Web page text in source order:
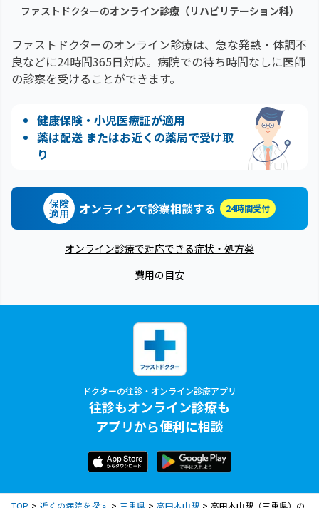
ファストドクターのオンライン診療（リハビリテーション科）
ファストドクターのオンライン診療は、急な発熱・体調不
良などに24時間365日対応。 病院での待ち時間なしに医師
の診察を受けることができます。
健康保険・小児医療証が適用
薬は配送 またはお近くの薬局で受け取
り
保険
適用 オンラインで診察相談する 24時間受付
オンライン診療で対応できる症状・処方薬
費用の目安
ドクターの往診・オンライン診療アプリ
往診もオンライン診療も
アプリから便利に相談
TOP 近くの病院を探す 三重県 高田本山駅
高田本山駅（三重県）の